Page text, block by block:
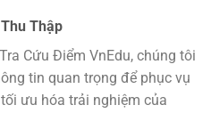
Thập
Cứu Điểm VnEdu, chúng tôi
tin quan trọng để phục vụ
ưu hóa trải nghiệm của